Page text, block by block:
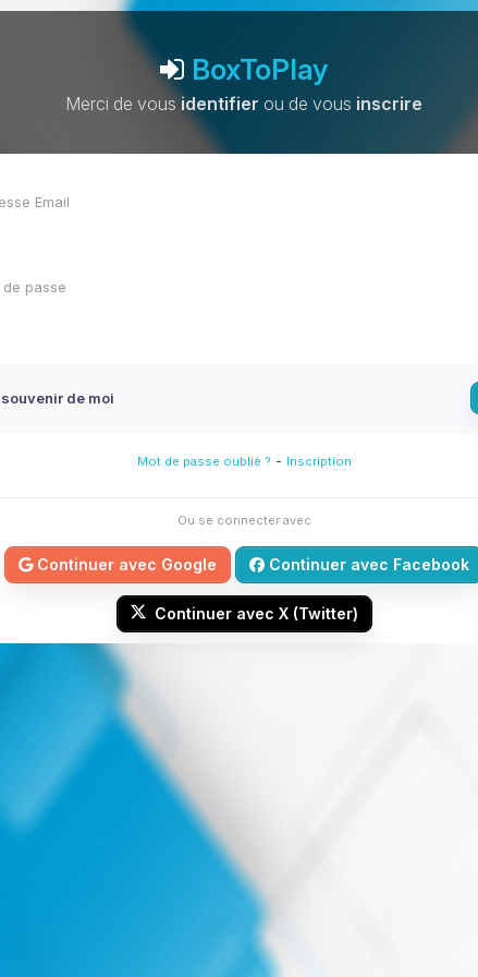
BoxToPlay
Merci de vousidentifier ou de vous inscrire
de moi
Mot de passe oublié ? - Inscription
Ou se connecter avec
Continuer avec Google Continuer avec Facebook
Continuer avec X (Twitter)